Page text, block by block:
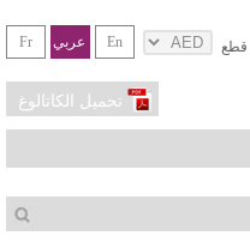
En عربي Fr قطع
تحميل الكاتالوغ